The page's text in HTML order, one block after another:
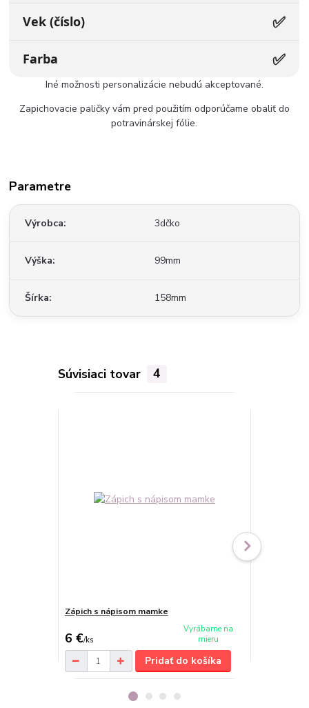
Vek (číslo) ✅
Farba ✅
Iné možnosti personalizácie nebudú akceptované.
Zapichovacie paličky vám pred použitím odporúčame obaliť do
potravinárskej fólie.
Parametre
Výrobca 3dčko
Výška 99mm
Šírka 158mm
Súvisiaci tovar 4
Zápich s nápisom mamke
6 €/ks
Vyrábame na
mieru
Pridať do košíka